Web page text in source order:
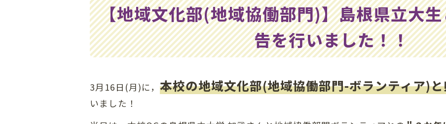
【地域文化部(地域協働部門)】島根県立大
告を行いました！！
3月16日(月)に， 本校の地域文化部(地域協働部門-ボランティア)
いました！